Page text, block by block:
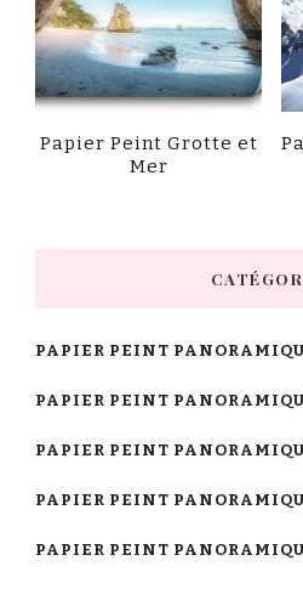
Papier Peint Grotte et
Mer
PAPIER PEINT
PAPIER PEINT
PAPIER PEINT
PAPIER PEINT
PAPIER PEINT